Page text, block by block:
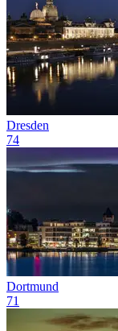
Dresden
74
Dortmund
71